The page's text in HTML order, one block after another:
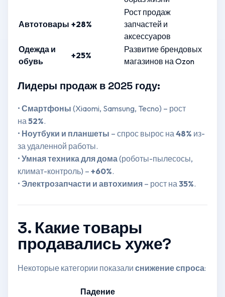
Автотовары +28%
Рост продаж
запчастей и
аксессуаров
Одежда и
обувь
+25%
Развитие брендовых
магазинов на Ozon
Лидеры продаж в 2025 году:
•Смартфоны (Xiaomi, Samsung, Tecno) – рост
на52%.
• Ноутбуки и планшеты – спрос вырос на48% из-
за удаленной работы.
•Умная техника для дома(роботы-пылесосы,
климат-контроль) –+60%.
•Электрозапчасти и автохимия – рост на35%.
3. Какие товары
продавались хуже?
Некоторые категории показалиснижение спроса:
Падение